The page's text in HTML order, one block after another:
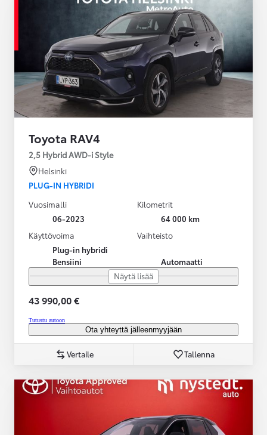
Toyota RAV4
2,5 Hybrid AWD-i Style
Helsinki
PLUG-IN HYBRIDI
Vuosimalli
06-2023
Kilometrit
64 000 km
Käyttövoima
Plug-in hybridi
Bensiini
Vaihteisto
Automaatti
Näytä lisää
43 990,00 €
Tutustu autoon
Ota yhteyttä jälleenmyyjään
Vertaile Tallenna